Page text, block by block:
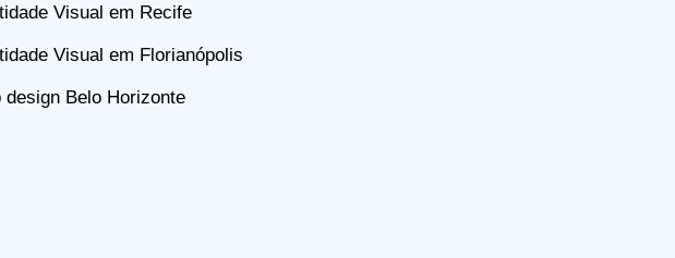
Visual em Recife
Visual em Florianópolis
design Belo Horizonte